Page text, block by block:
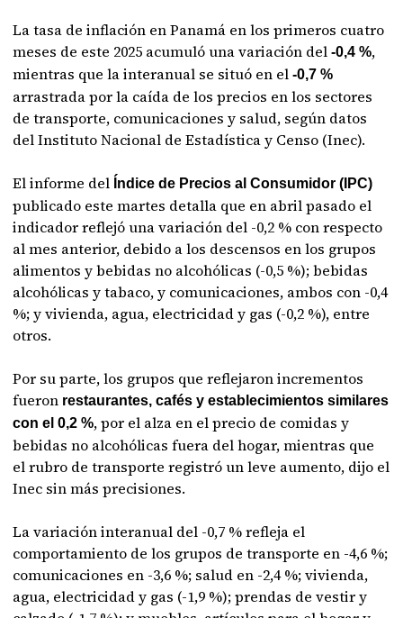
La tasa de inflación en Panamá en los primeros cuatro
meses de este 2025 acumuló una variación del-0,4 %,
mientras que la interanual se situó en el-0,7 %
arrastrada por la caída de los precios en los sectores
de transporte, comunicaciones y salud, según datos
del Instituto Nacional de Estadística y Censo (Inec).
El informe del Índice de Precios al Consumidor (IPC)
publicado este martes detalla que en abril pasado el
indicador reflejó una variación del -0,2 % con respecto
al mes anterior, debido a los descensos en los grupos
alimentos y bebidas no alcohólicas (-0,5 %); bebidas
alcohólicas y tabaco, y comunicaciones, ambos con -0,4
%; y vivienda, agua, electricidad y gas (-0,2 %), entre
otros.
Por su parte, los grupos que reflejaron incrementos
fueron restaurantes, cafés y establecimientos similares
con el 0,2 %, por el alza en el precio de comidas y
bebidas no alcohólicas fuera del hogar, mientras que
el rubro de transporte registró un leve aumento, dijo el
Inec sin más precisiones.
La variación interanual del -0,7 % refleja el
comportamiento de los grupos de transporte en -4,6 %;
comunicaciones en -3,6 %; salud en -2,4 %; vivienda,
agua, electricidad y gas (-1,9 %); prendas de vestir y